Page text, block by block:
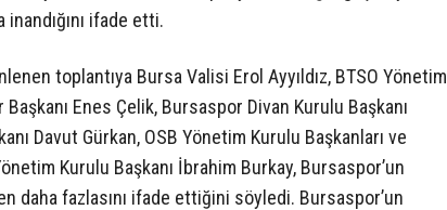
ifade etti.
toplantıya Bursa Valisi Erol Ayyıldız, BTSO Yönetim
Enes Çelik, Bursaspor Divan Kurulu Başkanı
Davut Gürkan, OSB Yönetim Kurulu Başkanları ve
Kurulu Başkanı İbrahim Burkay, Bursaspor’un
daha fazlasını ifade ettiğini söyledi. Bursaspor’un